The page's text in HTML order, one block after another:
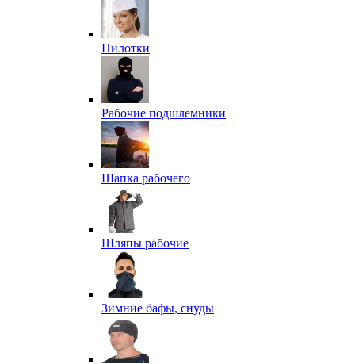
Пилотки
Рабочие подшлемники
Шапка рабочего
Шляпы рабочие
Зимние бафы, снуды